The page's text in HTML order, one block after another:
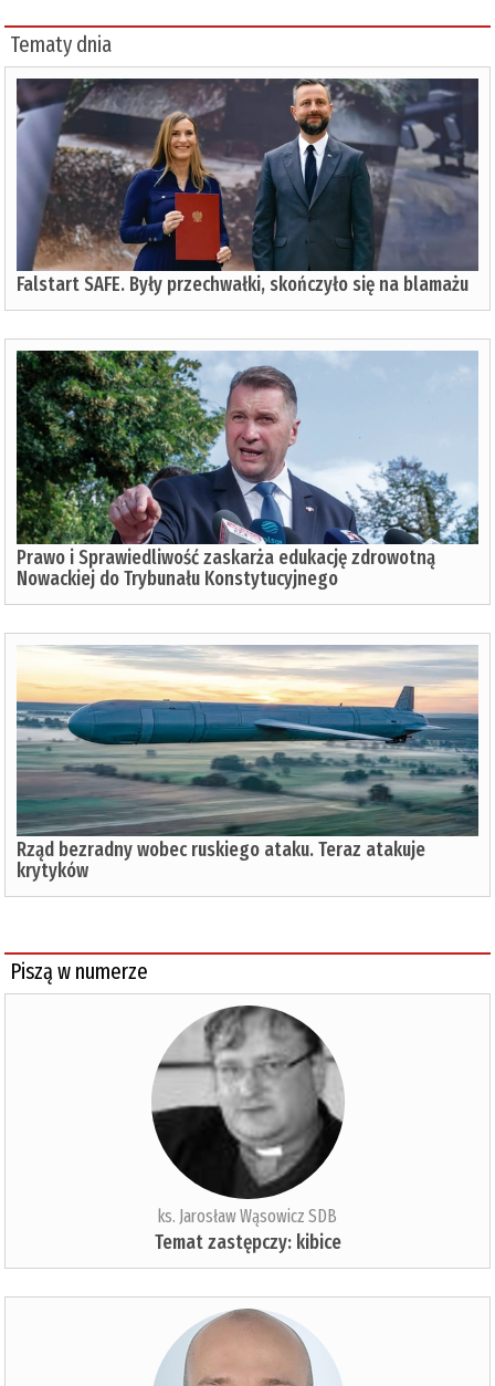
Tematy dnia
Falstart SAFE. Były przechwałki, skończyło się na blamażu
Prawo i Sprawiedliwość zaskarża edukację zdrowotną
Nowackiej do Trybunału Konstytucyjnego
Rząd bezradny wobec ruskiego ataku. Teraz atakuje
krytyków
Piszą w numerze
ks. Jarosław Wąsowicz SDB
Temat zastępczy: kibice